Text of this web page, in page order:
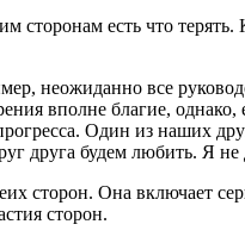
есть что
неожиданно все
вполне благие,
Один из наших
друга будем любить. Я не
сторон. Она включает
сторон.